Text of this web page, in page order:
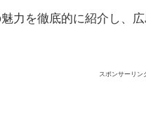
力を徹底的に紹介し、
スポンサーリン